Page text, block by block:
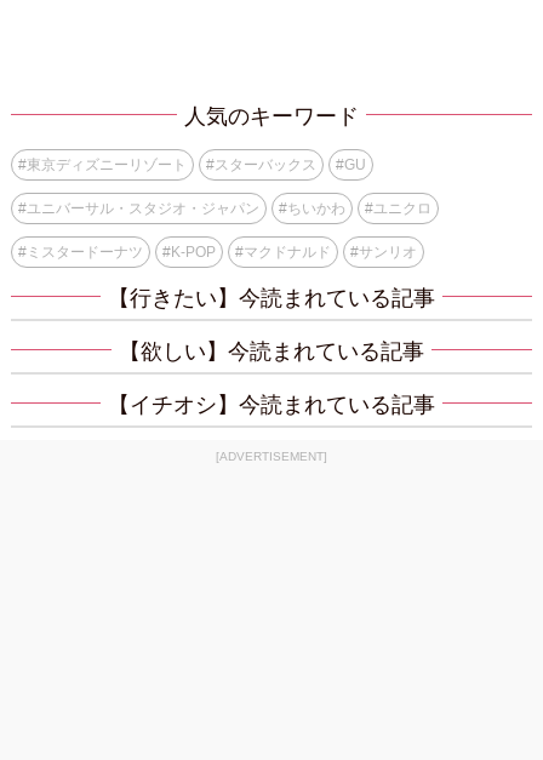
人気のキーワード
#東京ディズニーリゾート #スターバックス #GU
#ユニバーサル・スタジオ・ジャパン #ちいかわ #ユニクロ
#ミスタードーナツ #K-POP #マクドナルド #サンリオ
【行きたい】今読まれている記事
【欲しい】今読まれている記事
【イチオシ】今読まれている記事
[ADVERTISEMENT]